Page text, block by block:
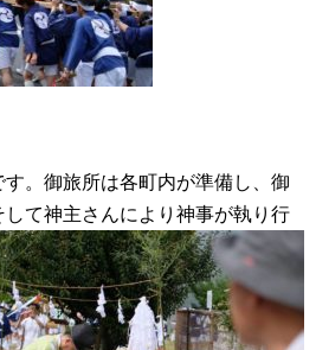
。御旅所は各町内が準備し、御
て神主さんにより神事が執り行